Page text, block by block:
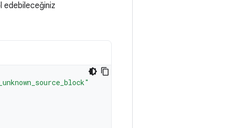
edebileceğiniz